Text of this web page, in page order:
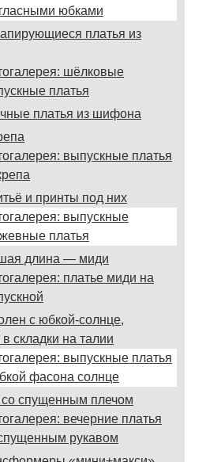
юбками
платья из
шёлковые
платья
платья из шифона
выпускные платья
и принты под них
выпускные
платья
длина — миди
платье миди на
с юбкой-солнце,
складки на талии
выпускные платья
фасона солнце
спущенным плечом
вечерние платья
рукавом